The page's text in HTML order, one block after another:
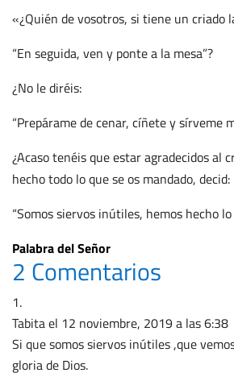
«¿Quién de vosotros, si tiene un criado
“En seguida, ven y ponte a la mesa”?
¿No le diréis:
“Prepárame de cenar, cíñete y sírveme
¿Acaso tenéis que estar agradecidos al
hecho todo lo que se os mandado, decid:
“Somos siervos inútiles, hemos hecho
Palabra del Señor
2 Comentarios
Tabitael 12 noviembre, 2019 a las 6:38
Si que somos siervos inútiles ,que
gloria de Dios.